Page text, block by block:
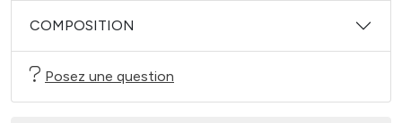
COMPOSITION
Posez une question